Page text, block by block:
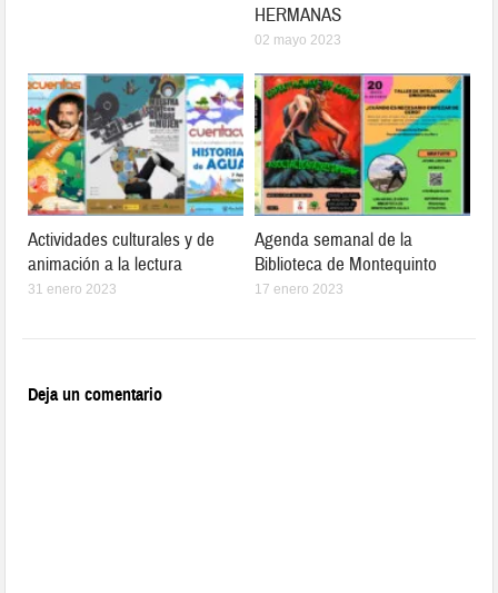
HERMANAS
02 mayo 2023
Actividades culturales y de
animación a la lectura
31 enero 2023
Agenda semanal de la
Biblioteca de Montequinto
17 enero 2023
Deja un comentario